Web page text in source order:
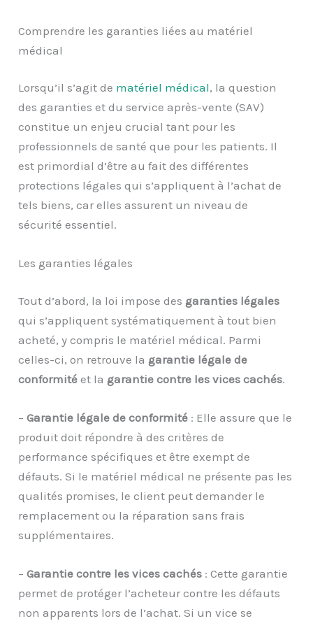
Comprendre les garanties liées au matériel
médical
Lorsqu’il s’agit de matériel médical, la question
des garanties et du service après-vente (SAV)
constitue un enjeu crucial tant pour les
professionnels de santé que pour les patients. Il
est primordial d’être au fait des différentes
protections légales qui s’appliquent à l’achat de
tels biens, car elles assurent un niveau de
sécurité essentiel.
Les garanties légales
Tout d’abord, la loi impose des garanties légales
qui s’appliquent systématiquement à tout bien
acheté, y compris le matériel médical. Parmi
celles-ci, on retrouve la garantie légale de
conformité et la garantie contre les vices cachés.
–Garantie légale de conformité : Elle assure que le
produit doit répondre à des critères de
performance spécifiques et être exempt de
défauts. Si le matériel médical ne présente pas les
qualités promises, le client peut demander le
remplacement ou la réparation sans frais
supplémentaires.
–Garantie contre les vices cachés : Cette garantie
permet de protéger l’acheteur contre les défauts
non apparents lors de l’achat. Si un vice se